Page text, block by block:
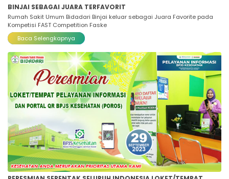
BINJAI SEBAGAI JUARA TERFAVORIT
Rumah Sakit Umum Bidadari Binjai keluar sebagai Juara Favorite pada
Kompetisi FAST Competition Faske
Baca Selengkapnya